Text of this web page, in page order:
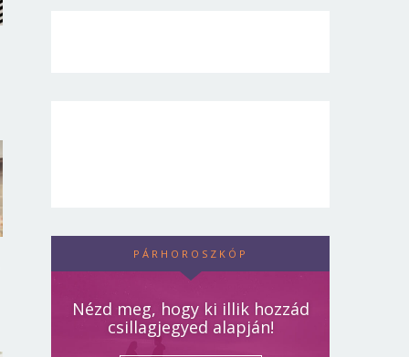
PÁRHOROSZKÓP
Nézd meg, hogy ki illik hozzád
csillagjegyed alapján!